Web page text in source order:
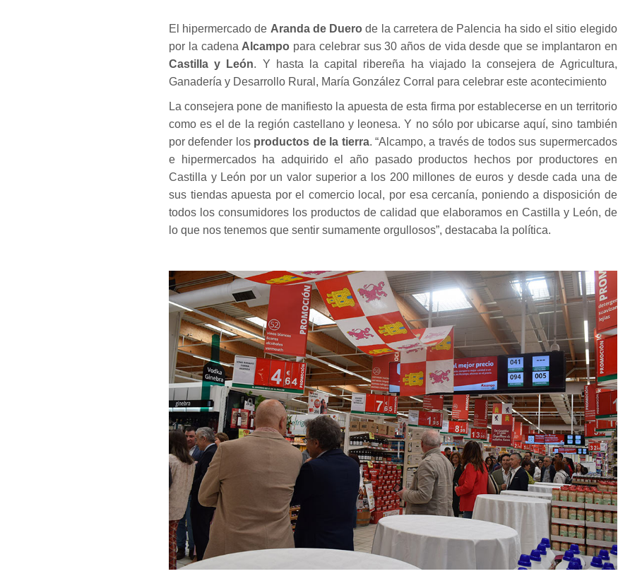
El hipermercado de Aranda de Duerode la carretera de Palencia ha sido el sitio elegido
por la cadena Alcampo para celebrar sus 30 años de vida desde que se implantaron en
Castilla y León. Y hasta la capital ribereña ha viajado la consejera de Agricultura,
Ganadería y Desarrollo Rural, María González Corral para celebrar este acontecimiento
La consejera pone de manifiesto la apuesta de esta firma por establecerse en un territorio
como es el de la región castellano y leonesa. Y no sólo por ubicarse aquí, sino también
por defender losproductos de la tierra. “Alcampo, a través de todos sus supermercados
e hipermercados ha adquirido el año pasado productos hechos por productores en
Castilla y León por un valor superior a los 200 millones de euros y desde cada una de
sus tiendas apuesta por el comercio local, por esa cercanía, poniendo a disposición de
todos los consumidores los productos de calidad que elaboramos en Castilla y León, de
lo que nos tenemos que sentir sumamente orgullosos”, destacaba la política.